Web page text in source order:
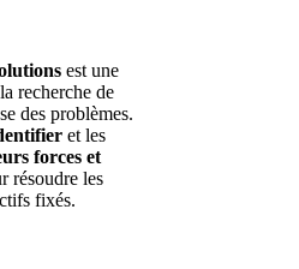
est une
recherche de
des problèmes.
et les
forces et
résoudre les
fixés.